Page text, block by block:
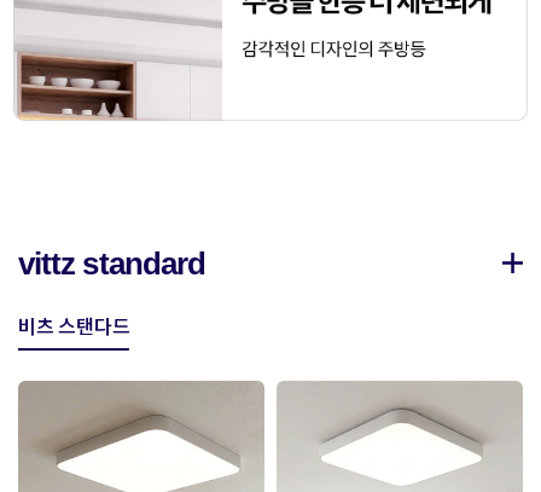
vittz standard
비츠 스탠다드